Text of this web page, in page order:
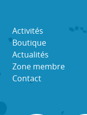
Activités
Boutique
Actualités
Zone membre
Contact